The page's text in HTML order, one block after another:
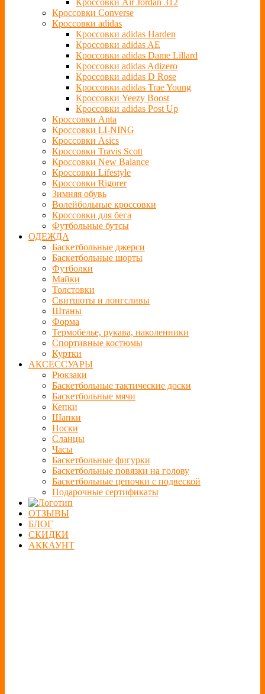
Кроссовки Converse
Кроссовки adidas
Кроссовки adidas Harden
Кроссовки adidas AE
Кроссовки adidas Dame Lillard
Кроссовки adidas Adizero
Кроссовки adidas D Rose
Кроссовки adidas Trae Young
Кроссовки Yeezy Boost
Кроссовки adidas Post Up
Кроссовки Anta
Кроссовки LI-NING
Кроссовки Asics
Кроссовки Travis Scott
Кроссовки New Balance
Кроссовки Lifestyle
Кроссовки Rigorer
Зимняя обувь
Волейбольные кроссовки
Кроссовки для бега
Футбольные бутсы
ОДЕЖДА
Баскетбольные джерси
Баскетбольные шорты
Футболки
Майки
Толстовки
Свитшоты и лонгсливы
Штаны
Форма
Термобелье, рукава, наколенники
Спортивные костюмы
Куртки
АКСЕССУАРЫ
Рюкзаки
Баскетбольные тактические доски
Баскетбольные мячи
Кепки
Шапки
Носки
Сланцы
Часы
Баскетбольные фигурки
Баскетбольные повязки на голову
Баскетбольные цепочки с подвеской
Подарочные сертификаты
ОТЗЫВЫ
БЛОГ
СКИДКИ
АККАУНТ